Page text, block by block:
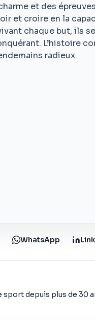
et des
et croire en la
chaque but, ils
L’histoire
radieux.
WhatsApp
sport depuis plus de 30